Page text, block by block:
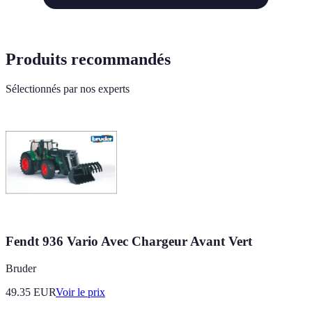
Produits recommandés
Sélectionnés par nos experts
Fendt 936 Vario Avec Chargeur Avant Vert
Bruder
49.35 EURVoir le prix